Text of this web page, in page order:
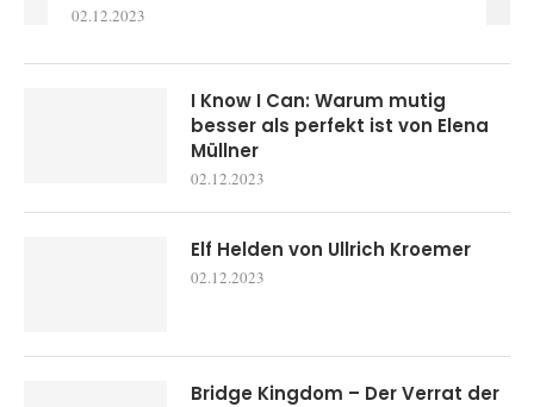
02.12.2023
I Know I Can: Warum mutig
besser als perfekt ist von Elena
Müllner
02.12.2023
Elf Helden von Ullrich Kroemer
02.12.2023
Bridge Kingdom – Der Verrat der